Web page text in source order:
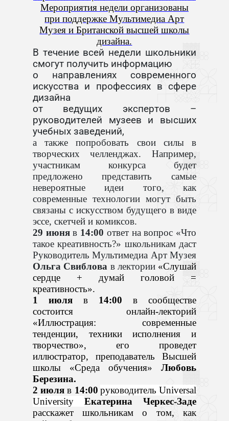
Мероприятия недели организованы
при поддержке Мультимедиа Арт
Музея и Британской высшей школы
дизайна.
В течение всей недели школьники
смогут получить информацию
о направлениях современного
искусства и профессиях в сфере
дизайна
от ведущих экспертов –
руководителей музеев и высших
учебных заведений,
а также попробовать свои силы в
творческих челленджах. Например,
участникам конкурса будет
предложено представить самые
невероятные идеи того, как
современные технологии могут быть
связаны с искусством будущего в виде
эссе, скетчей и комиксов.
29 июняв 14:00 ответ на вопрос «Что
такое креативность?» школьникам даст
Руководитель Мультимедиа Арт Музея
Ольга Свиблова в лектории «Слушай
сердце + думай головой =
креативность».
1 июляв 14:00 в сообществе
состоитсяонлайн-лекторий
«Иллюстрация: современные
тенденции, техники исполнения и
творчество», его проведет
иллюстратор, преподаватель Высшей
школы «Среда обучения»Любовь
Березина.
2 июляв 14:00 руководитель Universal
University Екатерина Черкес-Заде
расскажет школьникам о том, как